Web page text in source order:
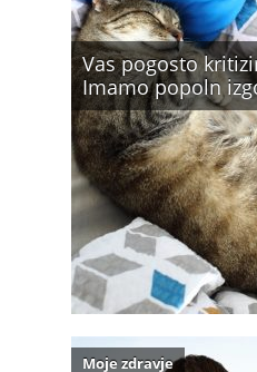
Vas pogosto
Imamo popoln
Moje zdravje